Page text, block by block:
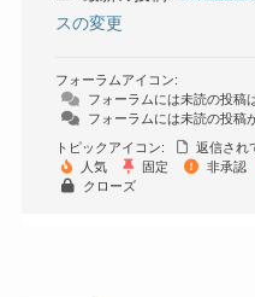
スの変更
フォーラムアイコン:
フォーラムには未読の投稿
フォーラムには未読の投稿
トピックアイコン:
返信され
人気
固定 非承認
クローズ